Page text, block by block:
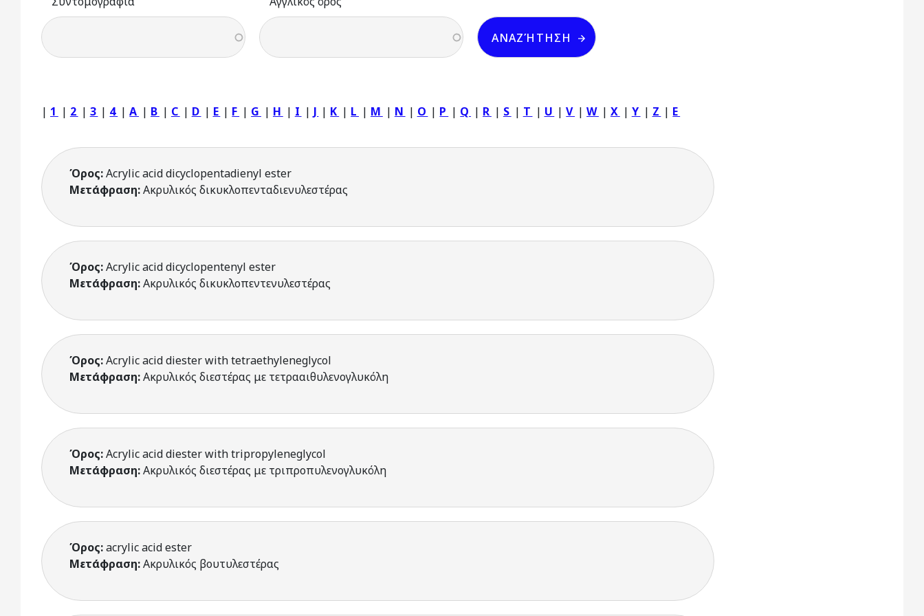
| 1 | 2 | 3 | 4 |A | B | C | D | E | F | G | H | I | J | K | L | M | N | O | P | Q | R | S | T | U |V |W | X | Y | Z | Ε
Όρος:Acrylic acid dicyclopentadienyl ester
Μετάφραση:Ακρυλικός δικυκλοπενταδιενυλεστέρας
Όρος:Acrylic acid dicyclopentenyl ester
Μετάφραση:Ακρυλικός δικυκλοπεντενυλεστέρας
Όρος:Acrylic acid diester with tetraethyleneglycol
Μετάφραση:Ακρυλικός διεστέρας με τετρααιθυλενογλυκόλη
Όρος:Acrylic acid diester with tripropyleneglycol
Μετάφραση:Ακρυλικός διεστέρας με τριπροπυλενογλυκόλη
Όρος:acrylic acid ester
Μετάφραση:Ακρυλικός βουτυλεστέρας